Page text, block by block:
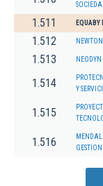
1.511
1.512 NEWTON
1.513 NEODYN
1.514
Y
1.515
1.516